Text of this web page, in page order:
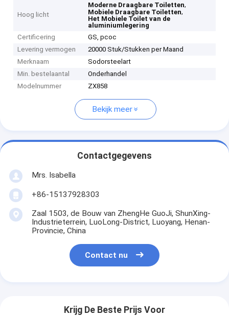
Hoog licht
Moderne Draagbare Toiletten,
Mobiele Draagbare Toiletten,
Het Mobiele Toilet van de
aluminiumlegering
Certificering
GS, pcoc
Levering vermogen
20000 Stuk/Stukken per Maand
Merknaam
Sodorsteelart
Min. bestelaantal
Onderhandel
Modelnummer
ZX858
Bekijk meer
Contactgegevens
Mrs. Isabella
+86-15137928303
Zaal 1503, de Bouw van ZhengHe GuoJi, ShunXing-
Industrieterrein, LuoLong-District, Luoyang, Henan-
Provincie, China
Contact nu
Krijg De Beste Prijs Voor